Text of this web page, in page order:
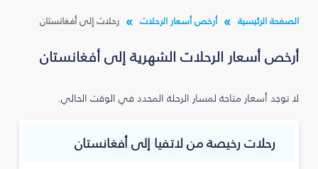
الصفحة الرئيسية أرخص أسعار الرحلات رحلات إلى أفغانستان
أرخص أسعار الرحلات الشهرية إلى أفغانستان
لا توجد أسعار متاحة لمسار الرحلة المحدد في الوقت الحالي.
رحلات رخيصة من لاتفيا إلى أفغانستان